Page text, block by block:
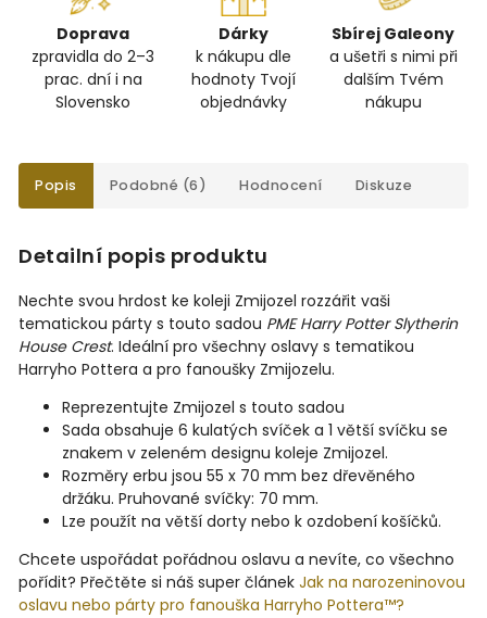
Doprava
zpravidla do 2–3
prac. dní i na
Slovensko
Dárky
k nákupu dle
hodnoty Tvojí
objednávky
Sbírej Galeony
a ušetři s nimi při
dalším Tvém
nákupu
Popis Podobné (6) Hodnocení Diskuze
Detailní popis produktu
Nechte svou hrdost ke koleji Zmijozel rozzářit vaši
tematickou párty s touto sadou PME Harry Potter Slytherin
House Crest. Ideální pro všechny oslavy s tematikou
Harryho Pottera a pro fanoušky Zmijozelu.
Reprezentujte Zmijozel s touto sadou
Sada obsahuje 6 kulatých svíček a 1 větší svíčku se
znakem v zeleném designu koleje Zmijozel.
Rozměry erbu jsou 55 x 70 mm bez dřevěného
držáku. Pruhované svíčky: 70 mm.
Lze použít na větší dorty nebo k ozdobení košíčků.
Chcete uspořádat pořádnou oslavu a nevíte, co všechno
pořídit? Přečtěte si náš super článek Jak na narozeninovou
oslavu nebo párty pro fanouška Harryho Pottera™?